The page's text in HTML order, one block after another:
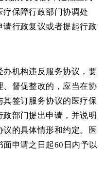
保障行政部门协调处
行政复议或者提起行政
机构违反服务协议，要
督促整改的，应当在协
签订服务协议的医疗保
部门提出申请，并说明
的具体情形和约定。医
面申请之日起60日内予以